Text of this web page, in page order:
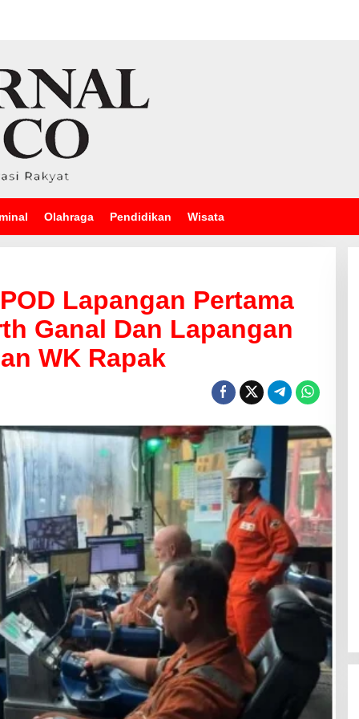
Olahraga Pendidikan Wisata
Lapangan Pertama
Ganal Dan Lapangan
WK Rapak